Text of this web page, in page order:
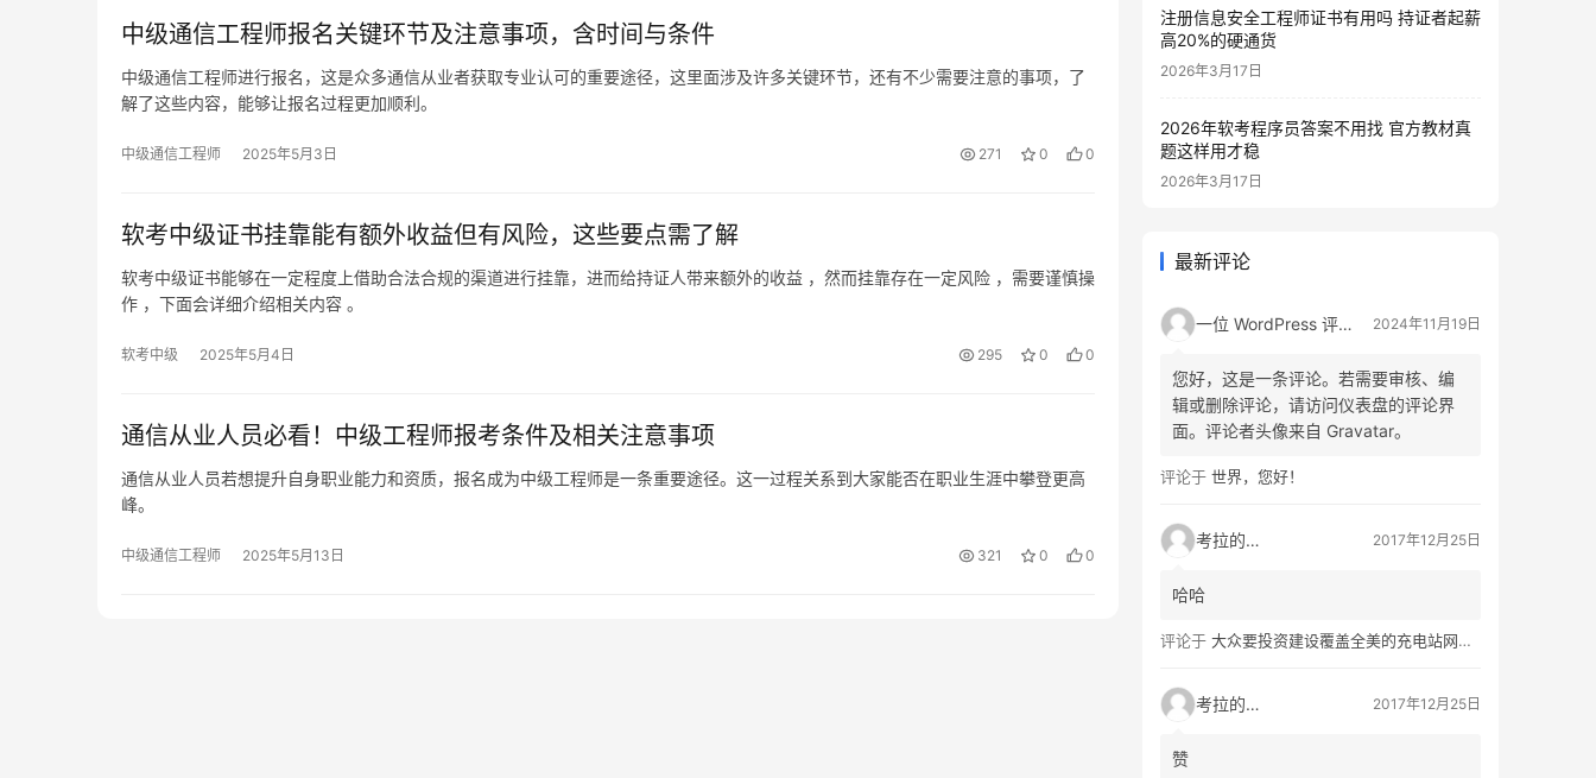
中级通信工程师报名关键环节及注意事项，含时间与条件
中级通信工程师进行报名，这是众多通信从业者获取专业认可的重要途径，这里面涉及许多关键环节，还有不少需要注意的事项，了
解了这些内容，能够让报名过程更加顺利。
中级通信工程师 2025年5月3日 271 0 0
软考中级证书挂靠能有额外收益但有风险，这些要点需了解
软考中级证书能够在一定程度上借助合法合规的渠道进行挂靠，进而给持证人带来额外的收益 ，然而挂靠存在一定风险 ，需要谨慎操
作 ，下面会详细介绍相关内容 。
软考中级 2025年5月4日 295 0 0
通信从业人员必看！中级工程师报考条件及相关注意事项
通信从业人员若想提升自身职业能力和资质，报名成为中级工程师是一条重要途径。这一过程关系到大家能否在职业生涯中攀登更高
峰。
中级通信工程师 2025年5月13日 321 0 0
注册信息安全工程师证书有用吗 持证者起薪
高20%的硬通货
2026年3月17日
2026年软考程序员答案不用找 官方教材真
题这样用才稳
2026年3月17日
最新评论
一位 WordPress 评论者 2024年11月19日
您好，这是一条评论。若需要审核、编
辑或删除评论，请访问仪表盘的评论界
面。评论者头像来自 Gravatar。
评论于 世界，您好！
考拉的生活 2017年12月25日
哈哈
评论于 大众要投资建设覆盖全美的充电站网络，特斯拉也没闲着
考拉的生活 2017年12月25日
赞